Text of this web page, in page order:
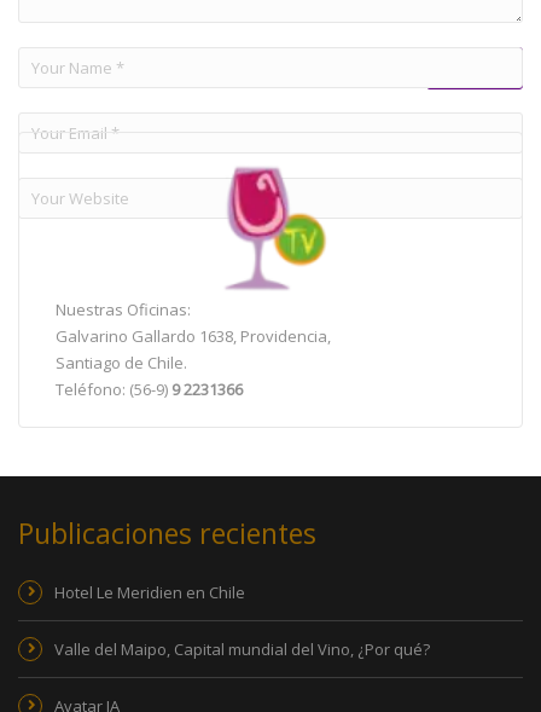
Nuestras Oficinas:
Galvarino Gallardo 1638, Providencia,
Santiago de Chile.
Teléfono: (56-9) 9 2231366
Publicaciones recientes
Hotel Le Meridien en Chile
Valle del Maipo, Capital mundial del Vino, ¿Por qué?
Avatar IA